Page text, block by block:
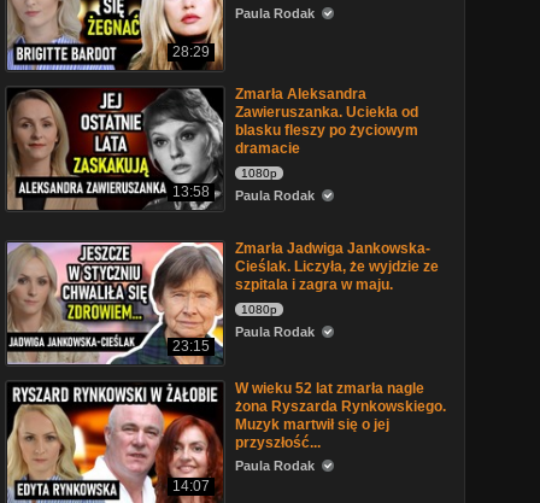
28:29
Paula Rodak
13:58
Zmarła Aleksandra
Zawieruszanka. Uciekła od
blasku fleszy po życiowym
dramacie
1080p
Paula Rodak
23:15
Zmarła Jadwiga Jankowska-
Cieślak. Liczyła, że wyjdzie ze
szpitala i zagra w maju.
1080p
Paula Rodak
14:07
W wieku 52 lat zmarła nagle
żona Ryszarda Rynkowskiego.
Muzyk martwił się o jej
przyszłość...
Paula Rodak